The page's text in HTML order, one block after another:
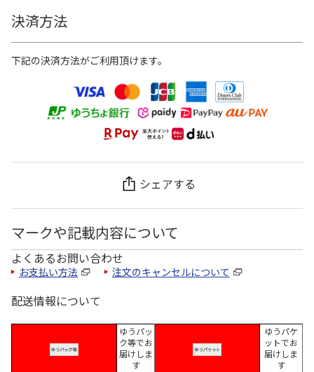
決済方法
下記の決済方法がご利用頂けます。
シェアする
マークや記載内容について
よくあるお問い合わせ
お支払い方法 注文のキャンセルについて
配送情報について
ゆうパッ
ク等でお
届けしま
す
ゆうパケ
ットでお
届けしま
す